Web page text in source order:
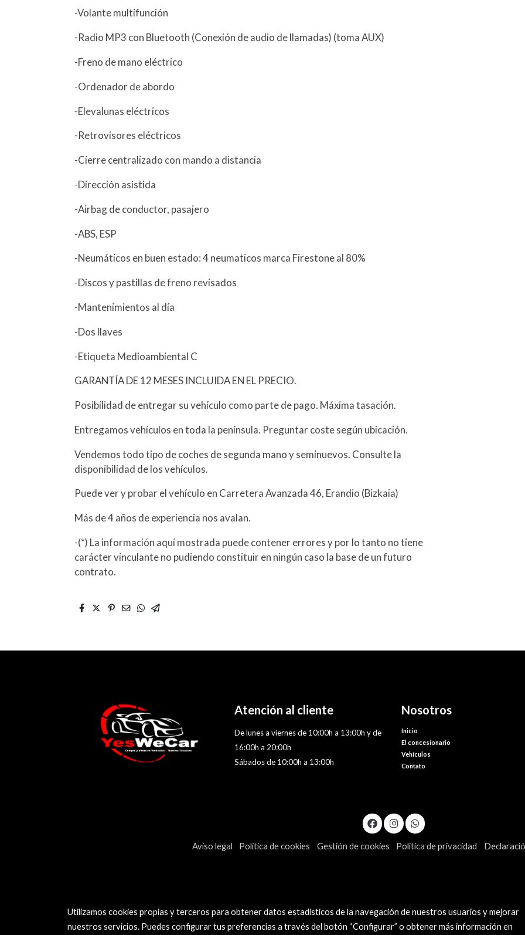
-Volante multifunción
-Radio MP3 con Bluetooth (Conexión de audio de llamadas) (toma AUX)
-Freno de mano eléctrico
-Ordenador de abordo
-Elevalunas eléctricos
-Retrovisores eléctricos
-Cierre centralizado con mando a distancia
-Dirección asistida
-Airbag de conductor, pasajero
-ABS, ESP
-Neumáticos en buen estado: 4 neumaticos marca Firestone al 80%
-Discos y pastillas de freno revisados
-Mantenimientos al día
-Dos llaves
-Etiqueta Medioambiental C
GARANTÍA DE 12 MESES INCLUIDA EN EL PRECIO.
Posibilidad de entregar su vehículo como parte de pago. Máxima tasación.
Entregamos vehículos en toda la península. Preguntar coste según ubicación.
Vendemos todo tipo de coches de segunda mano y seminuevos. Consulte la
disponibilidad de los vehículos.
Puede ver y probar el vehículo en Carretera Avanzada 46, Erandio (Bizkaia)
Más de 4 años de experiencia nos avalan.
-(*) La información aquí mostrada puede contener errores y por lo tanto no tiene
carácter vinculante no pudiendo constituir en ningún caso la base de un futuro
contrato.
Atención al cliente
De lunes a viernes de 10:00h a 13:00h y de
16:00h a 20:00h
Sábados de 10:00h a 13:00h
Nosotros
Inicio
El concesionario
Vehículos
Contato
Aviso legal Política de cookies Gestión de cookies Política de privacidad
Utilizamos cookies propias y terceros para obtener datos estadísticos de la navegación de nuestros usuarios y mejorar
nuestros servicios. Puedes configurar tus preferencias a través del botón “Configurar” o obtener más información en